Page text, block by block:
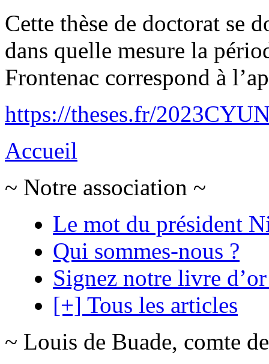
Cette thèse de doctorat se
dans quelle mesure la
Frontenac correspond à
https://theses.fr/
Accueil
~ Notre association ~
Le mot du président
Qui sommes-nous ?
Signez notre livre
[+] Tous les articles
~ Louis de Buade, comte